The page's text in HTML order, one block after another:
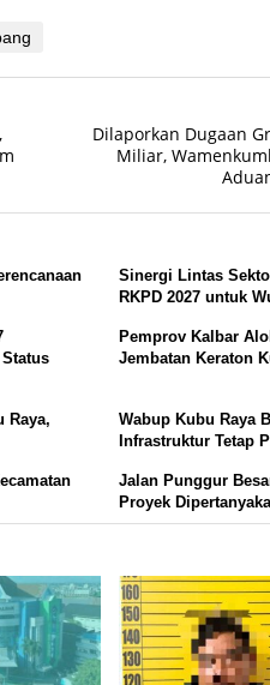
Dilaporkan Dugaan
Miliar,
Sinergi Lintas
RKPD 2027 untuk
Pemprov Kalbar
Jembatan Keraton
Raya,
Wabup Kubu Raya
Infrastruktur Tetap
Jalan Punggur
Proyek